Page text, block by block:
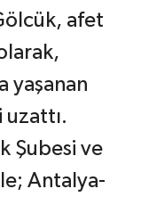
afet
yaşanan
uzattı.
Şubesi ve
Antalya-